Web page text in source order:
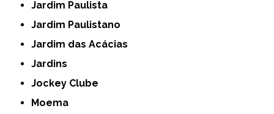
Jardim Paulista
Jardim Paulistano
Jardim das Acácias
Jardins
Jockey Clube
Moema